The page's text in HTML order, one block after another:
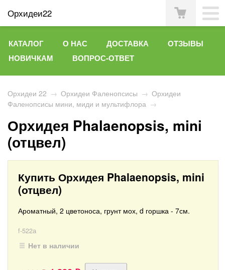
Орхидеи22
КАТАЛОГ О НАС ДОСТАВКА
ОТЗЫВЫ
НОВИЧКАМ
ВОПРОС-ОТВЕТ
Орхидеи 22 → Орхидеи Фаленопсисы → Орхидеи
Фаленопсисы мини, миди и мультифлора →
Орхидея Phalaenopsis, mini
(отцвел)
Купить Орхидея Phalaenopsis, mini
(отцвел)
Ароматный, 2 цветоноса, грунт мох, d горшка - 7см.
f-522а
Нет в наличии